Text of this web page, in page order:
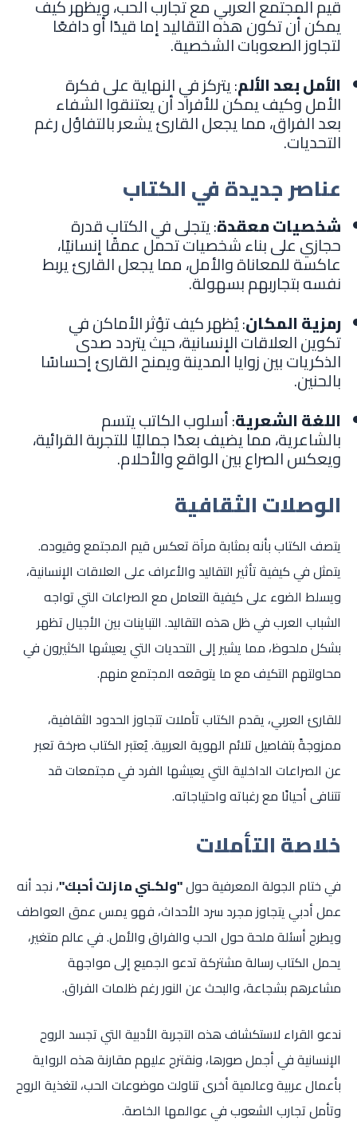
قيم المجتمع العربي مع تجارب الحب، ويظهر كيف
يمكن أن تكون هذه التقاليد إما قيدًا أو دافعًا
لتجاوز الصعوبات الشخصية.
الأمل بعد الألم: يتركز في النهاية على فكرة
الأمل وكيف يمكن للأفراد أن يعتنقوا الشفاء
بعد الفراق، مما يجعل القارئ يشعر بالتفاؤل رغم
التحديات.
عناصر جديدة في الكتاب
شخصيات معقدة: يتجلى في الكتاب قدرة
حجازي على بناء شخصيات تحمل عمقًا إنسانيًا،
عاكسة للمعاناة والأمل، مما يجعل القارئ يربط
نفسه بتجاربهم بسهولة.
رمزية المكان: يُظهر كيف تؤثر الأماكن في
تكوين العلاقات الإنسانية، حيث يتردد صدى
الذكريات بين زوايا المدينة ويمنح القارئ إحساسًا
بالحنين.
اللغة الشعرية: أسلوب الكاتب يتسم
بالشاعرية، مما يضيف بعدًا جماليًا للتجربة القرائية،
ويعكس الصراع بين الواقع والأحلام.
الوصلات الثقافية
يتصف الكتاب بأنه بمثابة مرآة تعكس قيم المجتمع وقيوده.
يتمثل في كيفية تأثير التقاليد والأعراف على العلاقات الإنسانية،
ويسلط الضوء على كيفية التعامل مع الصراعات التي تواجه
الشباب العرب في ظل هذه التقاليد. التباينات بين الأجيال تظهر
بشكل ملحوظ، مما يشير إلى التحديات التي يعيشها الكثيرون في
محاولتهم التكيف مع ما يتوقعه المجتمع منهم.
للقارئ العربي، يقدم الكتاب تأملات تتجاوز الحدود الثقافية،
ممزوجةً بتفاصيل تلائم الهوية العربية. يُعتبر الكتاب صرخة تعبر
عن الصراعات الداخلية التي يعيشها الفرد في مجتمعات قد
تتنافى أحيانًا مع رغباته واحتياجاته.
خلاصة التأملات
في ختام الجولة المعرفية حول"ولكـني ما زلت أحبك"، نجد أنه
عمل أدبي يتجاوز مجرد سرد الأحداث، فهو يمس عمق العواطف
ويطرح أسئلة ملحة حول الحب والفراق والأمل. في عالم متغير،
يحمل الكتاب رسالة مشتركة تدعو الجميع إلى مواجهة
مشاعرهم بشجاعة، والبحث عن النور رغم ظلمات الفراق.
ندعو القراء لاستكشاف هذه التجربة الأدبية التي تجسد الروح
الإنسانية في أجمل صورها، ونقترح عليهم مقارنة هذه الرواية
بأعمال عربية وعالمية أخرى تناولت موضوعات الحب، لتغذية الروح
وتأمل تجارب الشعوب في عوالمها الخاصة.